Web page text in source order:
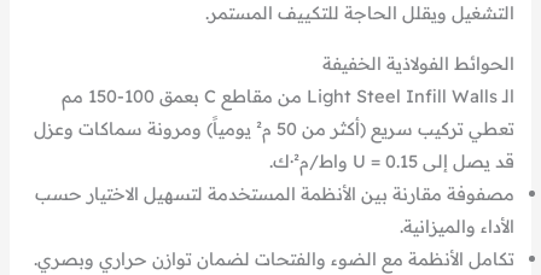
التشغيل ويقلل الحاجة للتكييف المستمر.
الحوائط الفولاذية الخفيفة
الـ Light Steel Infill Walls من مقاطع C بعمق 100-150 مم
تعطي تركيب سريع (أكثر من 50 م² يومياً) ومرونة سماكات وعزل
قد يصل إلى U = 0.15 واط/م²·ك.
مصفوفة مقارنة بين الأنظمة المستخدمة لتسهيل الاختيار حسب
الأداء والميزانية.
تكامل الأنظمة مع الضوء والفتحات لضمان توازن حراري وبصري.